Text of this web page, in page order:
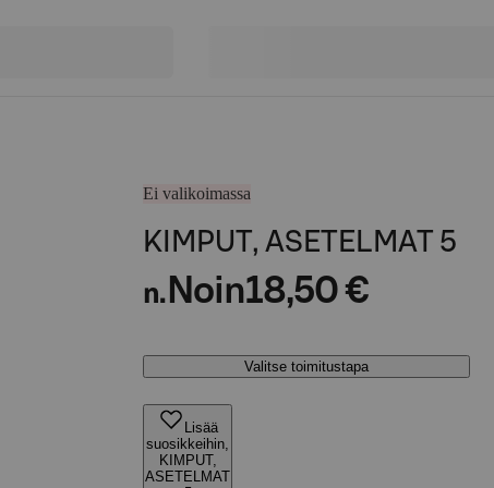
Ei valikoimassa
KIMPUT, ASETELMAT 5
n. Noin18,50 €
Valitse toimitustapa
Lisää
suosikkeihin,
KIMPUT,
ASETELMAT